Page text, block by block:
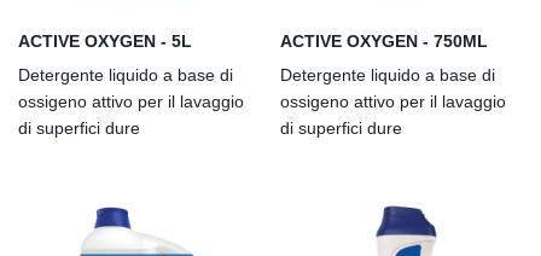
ACTIVE OXYGEN - 5L
Detergente liquido a base di
ossigeno attivo per il lavaggio
di superfici dure
ACTIVE OXYGEN - 750ML
Detergente liquido a base di
ossigeno attivo per il lavaggio
di superfici dure